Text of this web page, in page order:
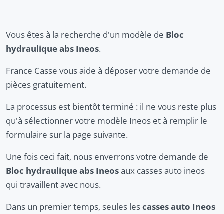
Vous êtes à la recherche d'un modèle de Bloc
hydraulique abs Ineos.
France Casse vous aide à déposer votre demande de
pièces gratuitement.
La processus est bientôt terminé : il ne vous reste plus
qu'à sélectionner votre modèle Ineos et à remplir le
formulaire sur la page suivante.
Une fois ceci fait, nous enverrons votre demande de
Bloc hydraulique abs Ineosaux casses auto ineos
qui travaillent avec nous.
Dans un premier temps, seules lescasses auto Ineos